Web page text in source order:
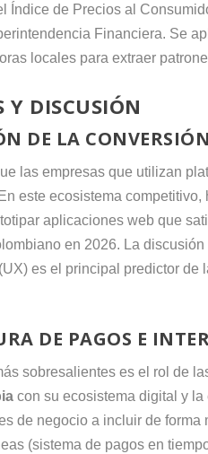
Índice de Precios al
Financiera. Se
locales para extraer
Y DISCUSIÓN
DE LA
las empresas que utilizan
este ecosistema
aplicaciones web que
en 2026. La
es el principal predictor
DE PAGOS E
sobresalientes es el rol de
con su ecosistema digital y
de negocio a incluir de
(sistema de pagos en